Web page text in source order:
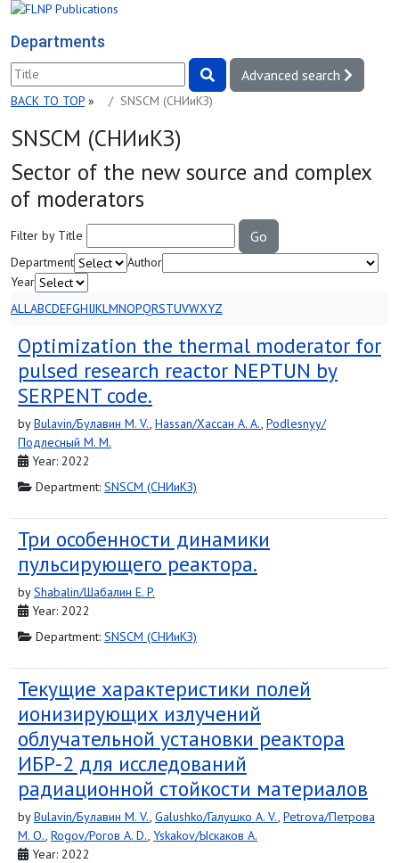
Departments
Advanced search
BACK TO TOP » SNSCM (СНИиКЗ)
SNSCM (СНИиКЗ)
Sector of the new source and complex
of moderators
Filter by Title Go
Department
Author
Year
ALLABCDEFGHIJKLMNOPQRSTUVWXYZ
Optimization the thermal moderator for
pulsed research reactor NEPTUN by
SERPENT code.
byBulavin/Булавин M. V., Hassan/Хассан A. A., Podlesnyy/
Подлесный M. M.
Year: 2022
Department: SNSCM (СНИиКЗ)
Три особенности динамики
пульсирующего реактора.
byShabalin/Шабалин E. P.
Year: 2022
Department: SNSCM (СНИиКЗ)
Текущие характеристики полей
ионизирующих излучений
облучательной установки реактора
ИБР-2 для исследований
радиационной стойкости материалов
byBulavin/Булавин M. V., Galushko/Галушко A. V., Petrova/Петрова
M. O., Rogov/Рогов A. D., Yskakov/Ыскаков A.
Year: 2022